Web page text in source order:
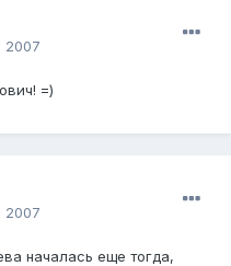
2007
=)
2007
началась еще тогда,